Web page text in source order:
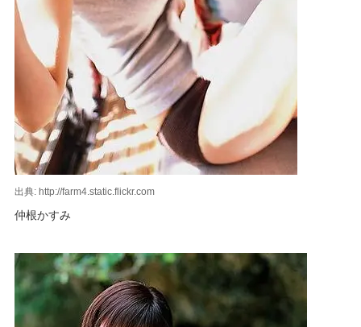
出典: http://farm4.static.flickr.com
仲根かすみ